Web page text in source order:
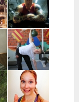
Numminen |
Keuruu
Miikka
Heikkinen |
Itä-Suomi
Mikael
Pihlajamaa |
Turun alue